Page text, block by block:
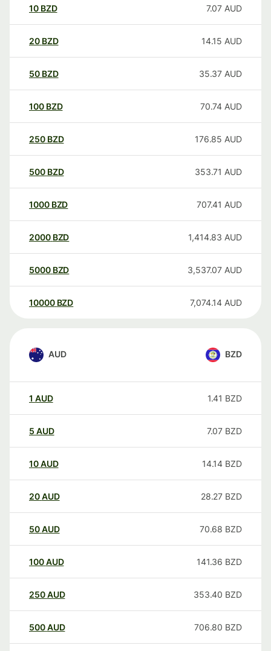
10 BZD 7.07 AUD
20 BZD 14.15 AUD
50 BZD 35.37 AUD
100 BZD 70.74 AUD
250 BZD 176.85 AUD
500 BZD 353.71 AUD
1000 BZD 707.41 AUD
2000 BZD 1,414.83 AUD
5000 BZD 3,537.07 AUD
10000 BZD 7,074.14 AUD
AUD BZD
1 AUD 1.41 BZD
5 AUD 7.07 BZD
10AUD 14.14 BZD
20AUD 28.27 BZD
50AUD 70.68 BZD
100AUD 141.36 BZD
250AUD 353.40 BZD
500AUD 706.80 BZD